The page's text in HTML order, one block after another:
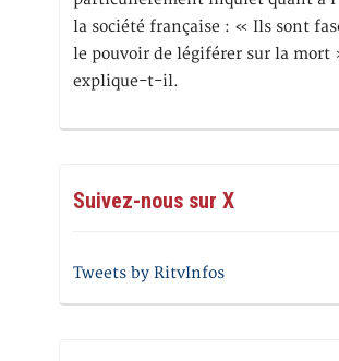
la société française : « Ils sont
le pouvoir de légiférer sur la mort
explique-t-il.
Suivez-nous sur X
Tweets by RitvInfos